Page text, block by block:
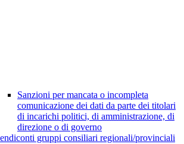
Sanzioni per mancata o incompleta
comunicazione dei dati da parte dei titolari
di incarichi politici, di amministrazione, di
direzione o di governo
gruppi consiliari regionali/provinciali